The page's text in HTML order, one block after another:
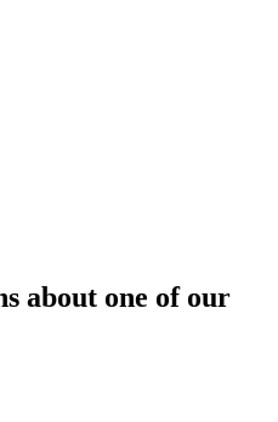
about one of our